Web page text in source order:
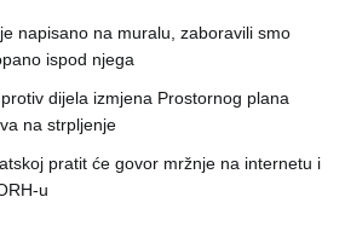
napisano na muralu, zaboravili smo
ispod njega
dijela izmjena Prostornog plana
na strpljenje
pratit će govor mržnje na internetu i
u